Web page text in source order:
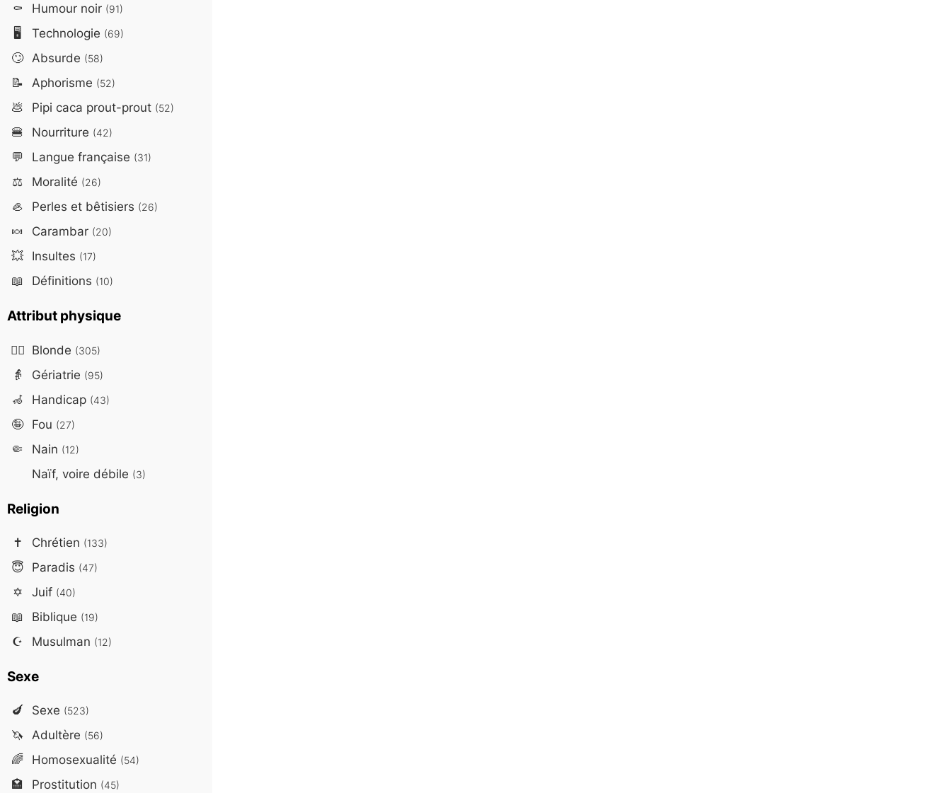
⚰️ Humour noir (91)
🖥️ Technologie (69)
🙄 Absurde (58)
📝 Aphorisme (52)
💩 Pipi caca prout-prout (52)
🍔 Nourriture (42)
💬 Langue française (31)
⚖️ Moralité (26)
🦪 Perles et bêtisiers (26)
🍬 Carambar (20)
💥 Insultes (17)
📖 Définitions (10)
Attribut physique
👱‍♀️ Blonde (305)
👵 Gériatrie (95)
🦽 Handicap (43)
🤪 Fou (27)
🤏 Nain (12)
Naïf, voire débile (3)
Religion
✝️ Chrétien (133)
😇 Paradis (47)
✡️ Juif (40)
📖 Biblique (19)
☪️ Musulman (12)
Sexe
🍆 Sexe (523)
🦄 Adultère (56)
🌈 Homosexualité (54)
🏩 Prostitution (45)